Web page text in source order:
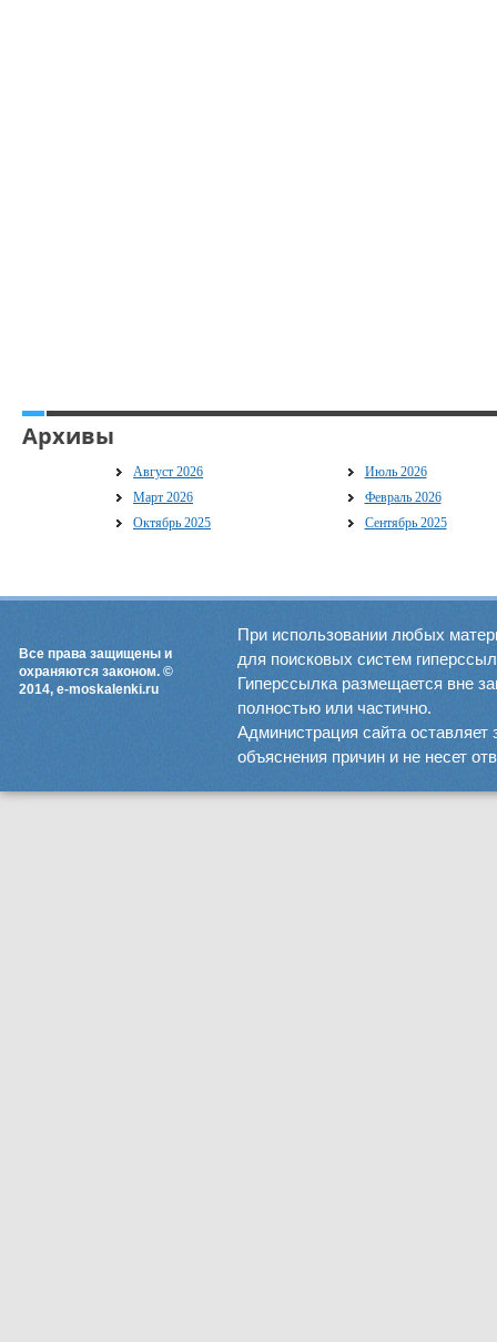
Архивы
Август 2026
Июль 2026
Март 2026
Февраль 2026
Октябрь 2025
Сентябрь 2025
Все права защищены и
охраняются законом. ©
2014, e-moskalenki.ru
При использовании любых
для поисковых систем
Гиперссылка размещается вне
полностью или частично.
Администрация сайта оставляет
объяснения причин и не несет